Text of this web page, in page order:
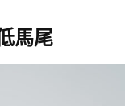
馬尾